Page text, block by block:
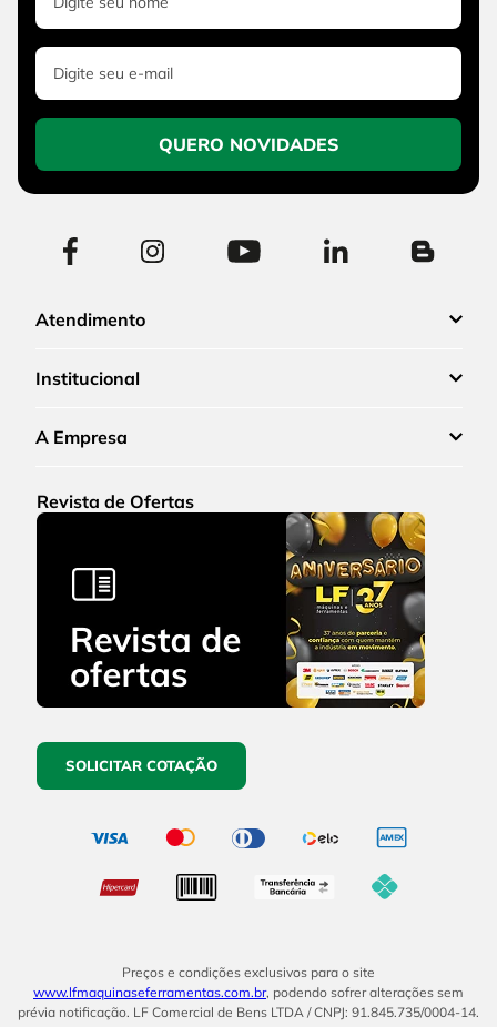
QUERO NOVIDADES
Atendimento
Institucional
A Empresa
Revista de Ofertas
SOLICITAR COTAÇÃO
Preços e condições exclusivos para o site
www.lfmaquinaseferramentas.com.br, podendo sofrer alterações sem
prévia notificação. LF Comercial de Bens LTDA / CNPJ: 91.845.735/0004-14.